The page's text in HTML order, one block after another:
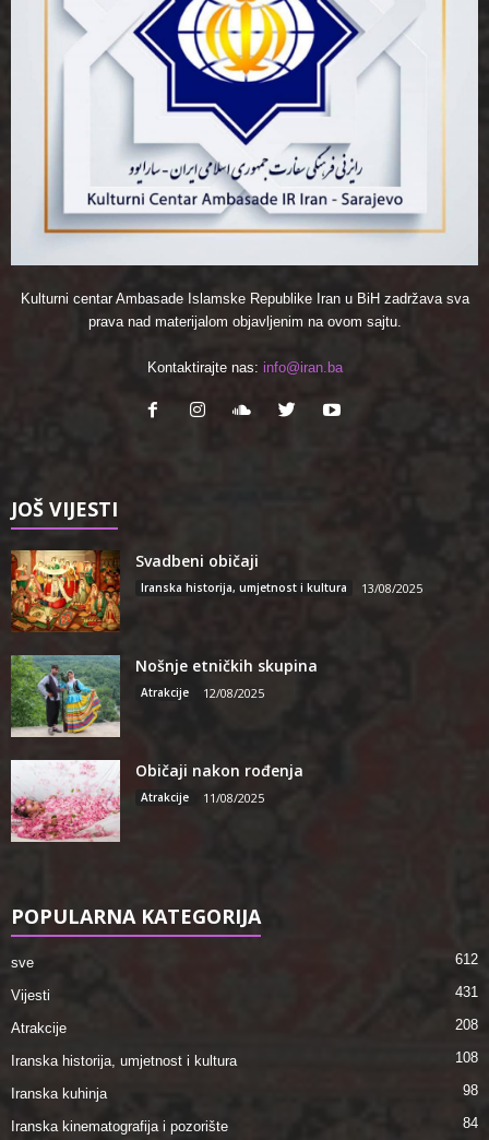
Kulturni centar Ambasade Islamske Republike Iran u BiH zadržava sva
prava nad materijalom objavljenim na ovom sajtu.
Kontaktirajte nas: info@iran.ba
JOŠ VIJESTI
Svadbeni običaji
Iranska historija, umjetnost i kultura 13/08/2025
Nošnje etničkih skupina
Atrakcije 12/08/2025
Običaji nakon rođenja
Atrakcije 11/08/2025
POPULARNA KATEGORIJA
sve 612
Vijesti 431
Atrakcije 208
Iranska historija, umjetnost i kultura 108
Iranska kuhinja 98
Iranska kinematografija i pozorište 84